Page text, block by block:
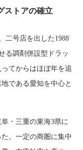
ストアの確立
二号店を出した1988
る調剤併設型ドラッ
てからはほぼ年を追
である愛知を中心と
・三重の東海3県に
。一定の商圏に集中